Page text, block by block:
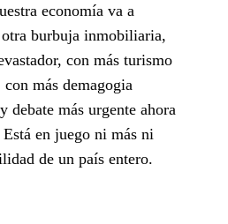
economía va a
burbuja inmobiliaria,
con más turismo
más demagogia
debate más urgente ahora
en juego ni más ni
de un país entero.